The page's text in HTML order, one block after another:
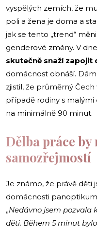
vyspělých zemích, že
poli a žena je doma a
jak se tento „trend“
genderové změny. V
skutečně snaží zapojit
domácnost obnáší.
zjistil, že průměrný
případě rodiny s
na minimálně 90 minut.
Dělba práce by
samozřejmostí
Je známo, že právě děti
domácnosti
„Nedávno jsem
děti. Během 5 minut